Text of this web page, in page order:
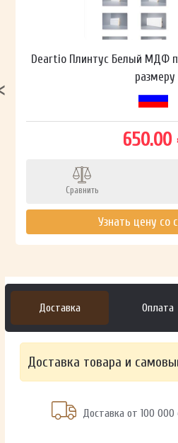
Deartio Плинтус Белый МДФ
размеру
650.00
Сравнить
Узнать цену со
Доставка Оплата
Доставка товара и
Доставка от 100